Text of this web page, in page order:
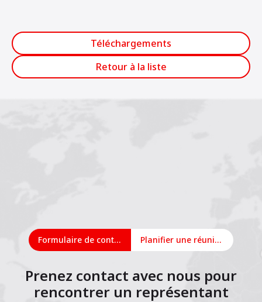
Téléchargements
Retour à la liste
Formulaire de contact Planifier une réunion en ligne
Prenez contact avec nous pour
rencontrer un représentant